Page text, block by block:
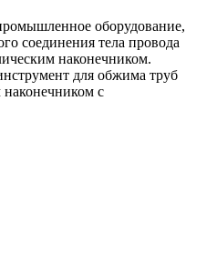
оборудование,
соединения тела провода
наконечником.
для обжима труб
с